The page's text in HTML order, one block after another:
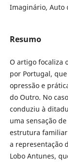
Imaginário, Auto
Resumo
O artigo focaliza
por Portugal,
opressão e
do Outro. No
conduziu à
uma sensação
estrutura familiar
a representação
Lobo Antunes,